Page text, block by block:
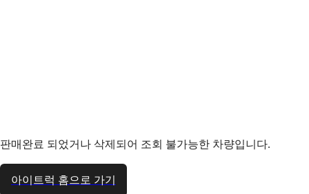
판매완료 되었거나 삭제되어 조회 불가능한 차량입니다.
아이트럭 홈으로 가기